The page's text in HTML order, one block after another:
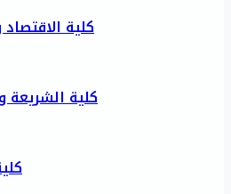
كلية الاقتصاد
كلية الشريعة